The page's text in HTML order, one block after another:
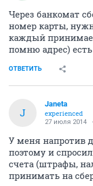
Через банкомат
номер карты,
каждый
помню адрес)
ОТВЕТИТЬ
J
Janeta
experienced
27 июля 2014
У меня напротив
поэтому и
счета (штрафы,
принимать на